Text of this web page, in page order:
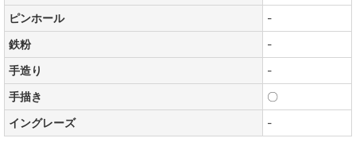
ピンホール
-
鉄粉
-
手造り
-
手描き
〇
イングレーズ
-